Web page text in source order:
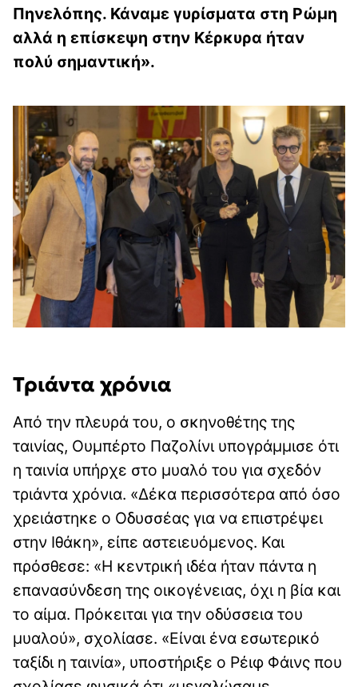
Πηνελόπης. Κάναμε γυρίσματα στη Ρώμη
αλλά η επίσκεψη στην Κέρκυρα ήταν
πολύ σημαντική».
Τριάντα χρόνια
Από την πλευρά του, ο σκηνοθέτης της
ταινίας, Ουμπέρτο Παζολίνι υπογράμμισε ότι
η ταινία υπήρχε στο μυαλό του για σχεδόν
τριάντα χρόνια. «Δέκα περισσότερα από όσο
χρειάστηκε ο Οδυσσέας για να επιστρέψει
στην Ιθάκη», είπε αστειευόμενος. Και
πρόσθεσε: «Η κεντρική ιδέα ήταν πάντα η
επανασύνδεση της οικογένειας, όχι η βία και
το αίμα. Πρόκειται για την οδύσσεια του
μυαλού», σχολίασε. «Είναι ένα εσωτερικό
ταξίδι η ταινία», υποστήριξε ο Ρέιφ Φάινς που